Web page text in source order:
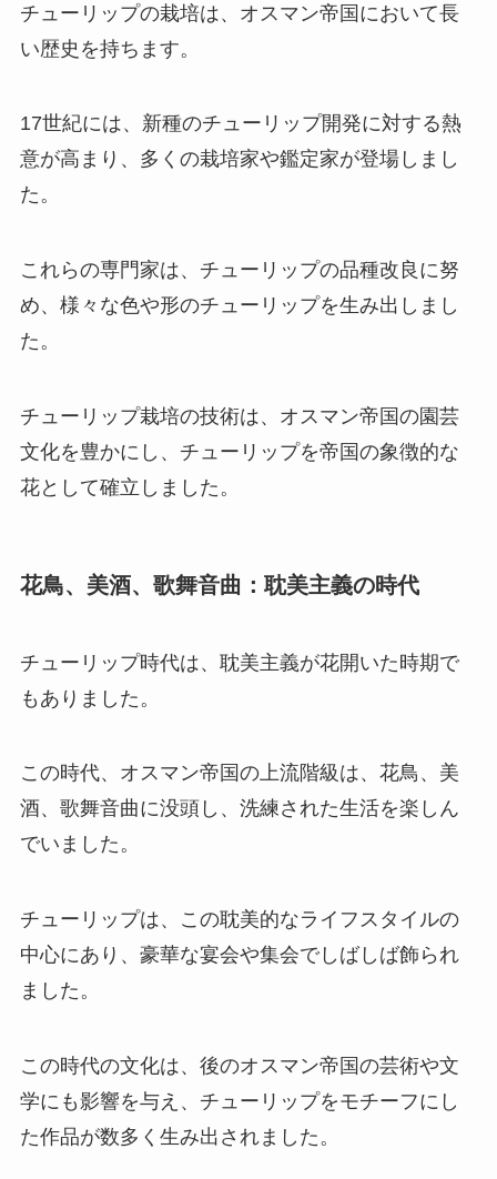
チューリップの栽培は、オスマン帝国において長
い歴史を持ちます。
17世紀には、新種のチューリップ開発に対する熱
意が高まり、多くの栽培家や鑑定家が登場しまし
た。
これらの専門家は、チューリップの品種改良に努
め、様々な色や形のチューリップを生み出しまし
た。
チューリップ栽培の技術は、オスマン帝国の園芸
文化を豊かにし、チューリップを帝国の象徴的な
花として確立しました。
花鳥、美酒、歌舞音曲：耽美主義の時代
チューリップ時代は、耽美主義が花開いた時期で
もありました。
この時代、オスマン帝国の上流階級は、花鳥、美
酒、歌舞音曲に没頭し、洗練された生活を楽しん
でいました。
チューリップは、この耽美的なライフスタイルの
中心にあり、豪華な宴会や集会でしばしば飾られ
ました。
この時代の文化は、後のオスマン帝国の芸術や文
学にも影響を与え、チューリップをモチーフにし
た作品が数多く生み出されました。